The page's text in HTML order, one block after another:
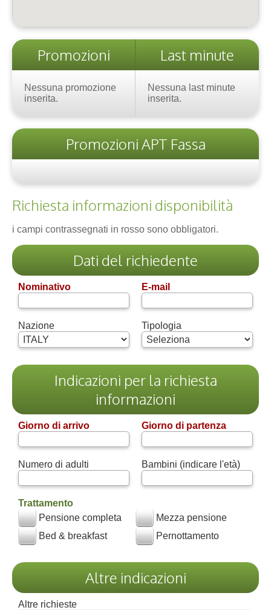
Promozioni Last minute
Nessuna promozione
inserita.
Nessuna last minute
inserita.
Promozioni APT Fassa
Richiesta informazioni disponibilità
i campi contrassegnati in rosso sono obbligatori.
Dati del richiedente
Nominativo E-mail
Nazione Tipologia
Indicazioni per la richiesta
informazioni
Giorno di arrivo Giorno di partenza
Numero di adulti Bambini (indicare l'età)
Trattamento
Pensione completa
Mezza pensione
Bed & breakfast
Pernottamento
Altre indicazioni
Altre richieste